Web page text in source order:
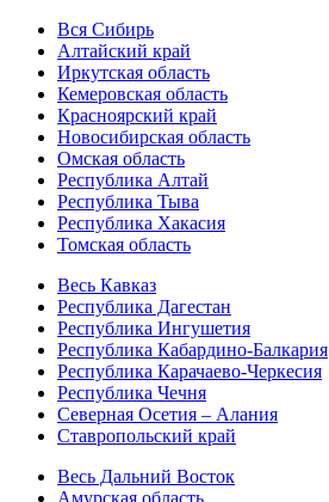
Вся Сибирь
Алтайский край
Иркутская область
Кемеровская область
Красноярский край
Новосибирская область
Омская область
Республика Алтай
Республика Тыва
Республика Хакасия
Томская область
Весь Кавказ
Республика Дагестан
Республика Ингушетия
Республика Кабардино-Балкария
Республика Карачаево-Черкесия
Республика Чечня
Северная Осетия – Алания
Ставропольский край
Весь Дальний Восток
Амурская область